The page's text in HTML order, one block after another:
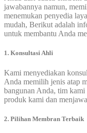
jawabannya namun,
menemukan penyedia
mudah, Berikut adalah
untuk membantu Anda
1. Konsultasi Ahli
Kami menyediakan
Anda memilih jenis atap
bangunan Anda, tim
produk kami dan
2. Pilihan Membran Terbaik